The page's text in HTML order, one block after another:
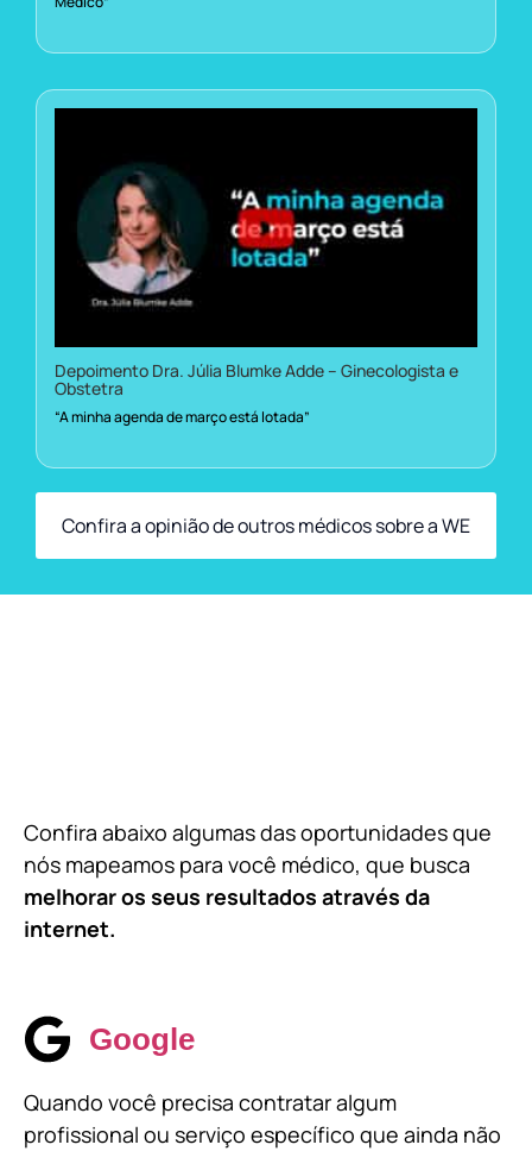
Depoimento Dra. Júlia Blumke Adde – Ginecologista e
Obstetra
“A minha agenda de março está lotada”
Confira a opinião de outros médicos sobre a WE
Confira abaixo algumas das oportunidades que
nós mapeamos para você médico, que busca
melhorar os seus resultados através da
internet.
Google
Quando você precisa contratar algum
profissional ou serviço específico que ainda não